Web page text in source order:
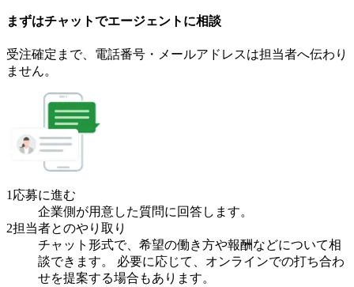
まずはチャットでエージェント に相談
受注確定まで、 電話番号・メールアドレスは担当者へ伝わり
ません。
1 応募に進む
企業側が用意した質問に回答します。
2担当者とのやり取り
チャット形式で、希望の働き方や報酬などについて相
談できます。 必要に応じて、オンラインでの打ち合わ
せを提案する場合もあります。